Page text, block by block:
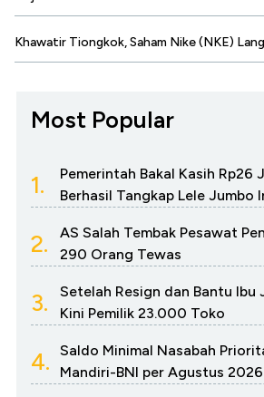
Khawatir Tiongkok, Saham Nike (NKE)
Most Popular
1.
Pemerintah Bakal Kasih Rp26
Berhasil Tangkap Lele Jumbo
2.
AS Salah Tembak Pesawat
290 Orang Tewas
3.
Setelah Resign dan Bantu Ibu
Kini Pemilik 23.000 Toko
4.
Saldo Minimal Nasabah
Mandiri-BNI per Agustus 2026